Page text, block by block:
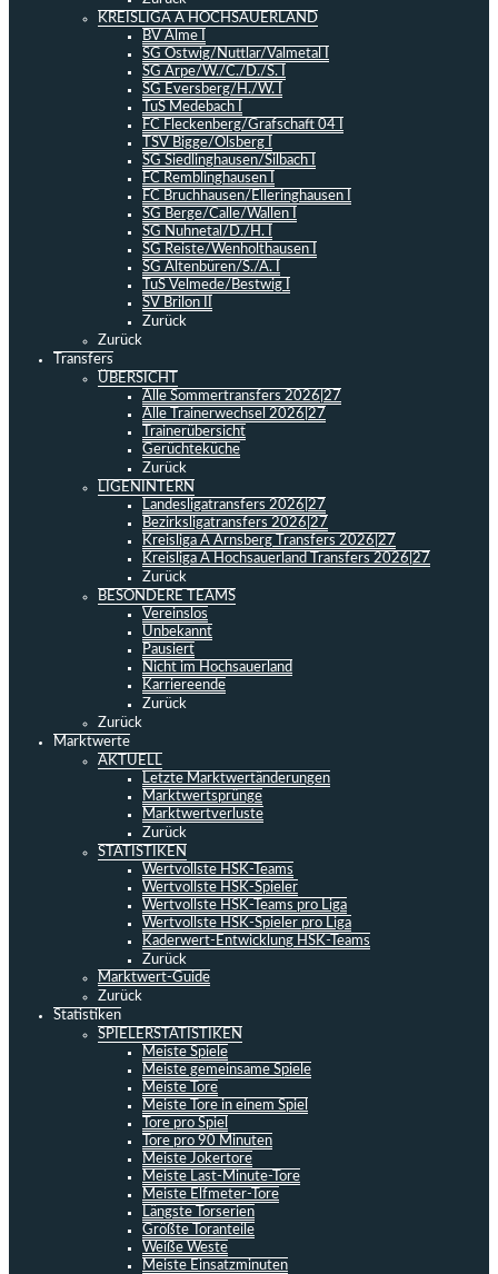
KREISLIGA A HOCHSAUERLAND
BV Alme I
SG Ostwig/Nuttlar/Valmetal I
SG Arpe/W./C./D./S. I
SG Eversberg/H./W. I
TuS Medebach I
FC Fleckenberg/Grafschaft 04 I
TSV Bigge/Olsberg I
SG Siedlinghausen/Silbach I
FC Remblinghausen I
FC Bruchhausen/Elleringhausen I
SG Berge/Calle/Wallen I
SG Nuhnetal/D./H. I
SG Reiste/Wenholthausen I
SG Altenbüren/S./A. I
TuS Velmede/Bestwig I
SV Brilon II
Zurück
Zurück
Transfers
ÜBERSICHT
Alle Sommertransfers 2026|27
Alle Trainerwechsel 2026|27
Trainerübersicht
Gerüchteküche
Zurück
LIGENINTERN
Landesligatransfers 2026|27
Bezirksligatransfers 2026|27
Kreisliga A Arnsberg Transfers 2026|27
Kreisliga A Hochsauerland Transfers 2026|27
Zurück
BESONDERE TEAMS
Vereinslos
Unbekannt
Pausiert
Nicht im Hochsauerland
Karriereende
Zurück
Zurück
Marktwerte
AKTUELL
Letzte Marktwertänderungen
Marktwertsprünge
Marktwertverluste
Zurück
STATISTIKEN
Wertvollste HSK-Teams
Wertvollste HSK-Spieler
Wertvollste HSK-Teams pro Liga
Wertvollste HSK-Spieler pro Liga
Kaderwert-Entwicklung HSK-Teams
Zurück
Marktwert-Guide
Zurück
Statistiken
SPIELERSTATISTIKEN
Meiste Spiele
Meiste gemeinsame Spiele
Meiste Tore
Meiste Tore in einem Spiel
Tore pro Spiel
Tore pro 90 Minuten
Meiste Jokertore
Meiste Last-Minute-Tore
Meiste Elfmeter-Tore
Längste Torserien
Größte Toranteile
Weiße Weste
Meiste Einsatzminuten